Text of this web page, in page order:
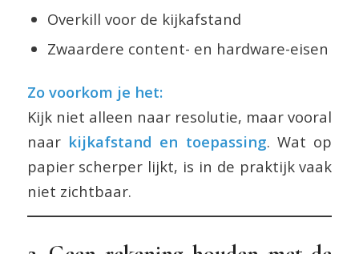
Overkill voor de kijkafstand
Zwaardere content- en hardware-eisen
Zo voorkom je het:
Kijk niet alleen naar resolutie, maar vooral
naar kijkafstand en toepassing. Wat op
papier scherper lijkt, is in de praktijk vaak
niet zichtbaar.